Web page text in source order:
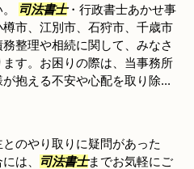
司法書士・行政書士あかせ事
市、江別市、石狩市、千歳市
整理や相続に関して、みなさ
す。お困りの際は、当事務所
抱える不安や心配を取り除...
のやり取りに疑問があった
は、
司法書士までお気軽にご